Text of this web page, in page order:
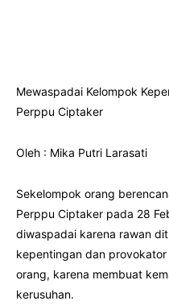
Mewaspadai Kelompok
Perppu Ciptaker
Oleh : Mika Putri Larasati
Sekelompok orang
Perppu Ciptaker pada 28
diwaspadai karena rawan
kepentingan dan
orang, karena membuat
kerusuhan.